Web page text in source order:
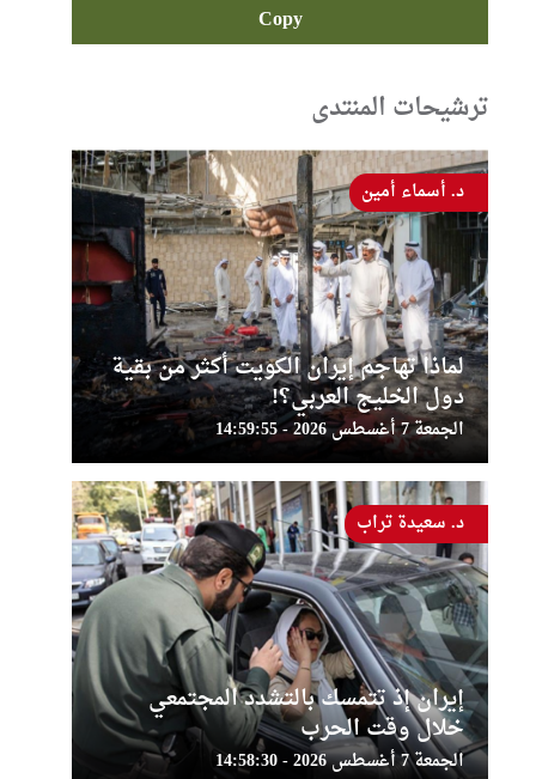
Copy
ترشيحات المنتدى
لماذا تهاجم إيران الكويت أكثر من بقية
دول الخليج العربي؟!
الجمعة 7 أغسطس 2026 - 14:59:55
د. أسماء أمين
إيران إذ تتمسك بالتشدد المجتمعي
خلال وقت الحرب
الجمعة 7 أغسطس 2026 - 14:58:30
د. سعيدة تراب